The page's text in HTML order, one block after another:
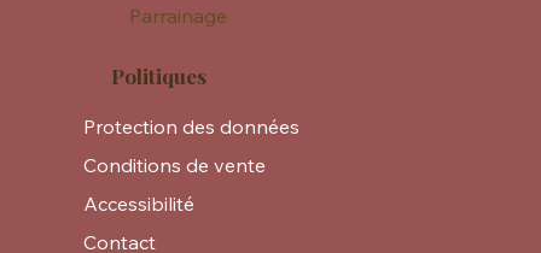
Parrainage
Politiques
Protection des données
Conditions de vente
Accessibilité
Contact